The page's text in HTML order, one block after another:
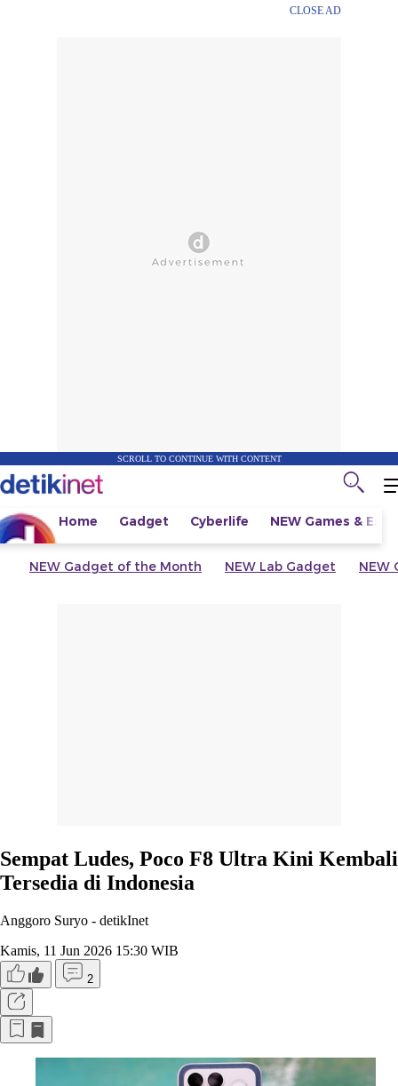
CLOSE AD
SCROLL TO CONTINUE WITH CONTENT
Home Gadget Cyberlife NEW Games &
NEW Gadget of the Month NEW Lab Gadget NEW
Sempat Ludes, Poco F8 Ultra Kini Kembali
Tersedia di Indonesia
Anggoro Suryo - detikInet
Kamis, 11 Jun 2026 15:30 WIB
2